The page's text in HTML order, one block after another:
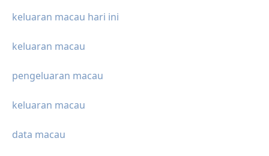
keluaran macau hari ini
keluaran macau
pengeluaran macau
keluaran macau
data macau